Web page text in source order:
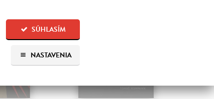
SÚHLASÍM
NASTAVENIA